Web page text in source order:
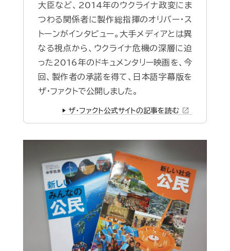
大臣など、2014年のウクライナ政変にま
つわる関係者に製作総指揮のオリバー・ス
トーンがインタビュー。大手メディアとは異
なる視点から、ウクライナ危機の深層に迫
った2016年のドキュメンタリー映画を、今
回、製作者の承諾を得て、日本語字幕版を
ザ・ファクトで公開しました。
▶️ ザ・ファクト公式サイトの記事を読む open_in_new